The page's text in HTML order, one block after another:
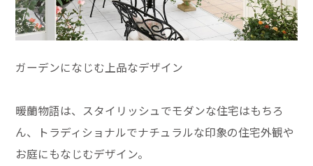
ガーデンになじむ上品なデザイン
暖蘭物語は、スタイリッシュでモダンな住宅はもちろ
ん、トラディショナルでナチュラルな印象の住宅外観や
お庭にもなじむデザイン。